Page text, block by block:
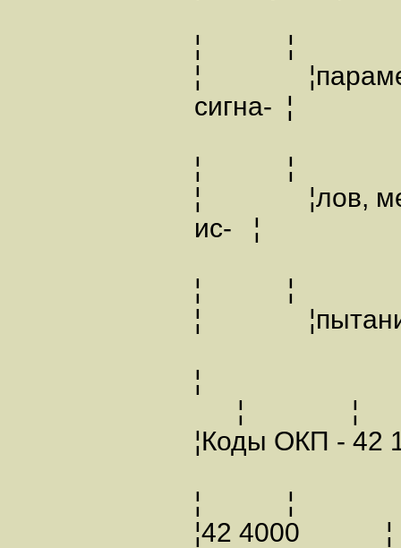
¦ ¦
¦
сигна- ¦
¦ ¦
¦ ¦лов,
ис- ¦
¦ ¦
¦
¦
¦
¦Коды ОКП - 42
¦ ¦
¦42 4000 ¦